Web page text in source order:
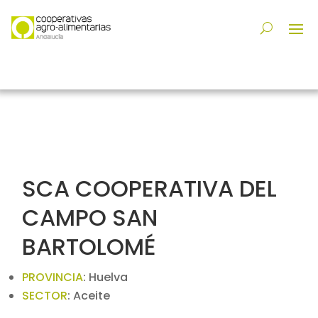
SCA COOPERATIVA DEL
CAMPO SAN
BARTOLOMÉ
PROVINCIA: Huelva
SECTOR: Aceite